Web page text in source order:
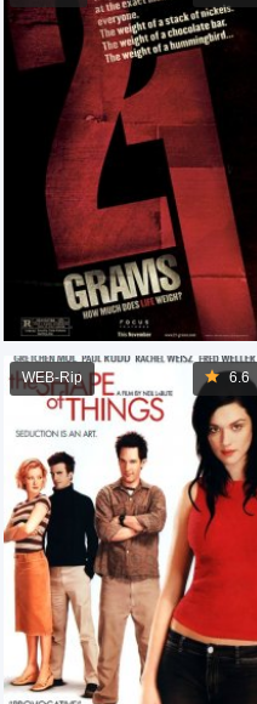
6.6
WEB-Rip